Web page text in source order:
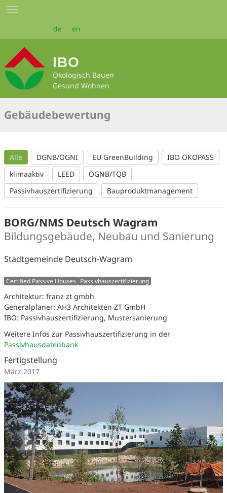
Zum
Seiteninhalt
Toggle
de en
IBO
Ökologisch Bauen
Gesund Wohnen
Gebäudebewertung
Alle DGNB/ÖGNI EU GreenBuilding
IBO ÖKOPASS
klimaaktiv
LEED
ÖGNB/TQB
Passivhauszertifizierung
Bauproduktmanagement
BORG/NMS Deutsch Wagram
Bildungsgebäude, Neubau und Sanierung
Stadtgemeinde Deutsch-Wagram
Certified Passive Houses Passivhauszertifizierung
Architektur: franz zt gmbh
Generalplaner: AH3 Architekten ZT GmbH
IBO: Passivhauszertifizierung, Mustersanierung
Weitere Infos zur Passivhauszertifizierung in der
Passivhausdatenbank
Fertigstellung
März 2017